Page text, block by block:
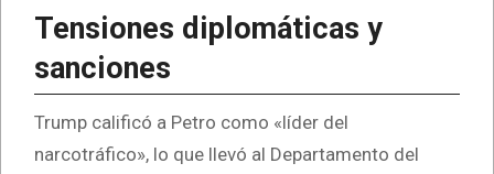
Tensiones diplomáticas y
sanciones
Trump calificó a Petro como «líder del
narcotráfico», lo que llevó al Departamento del